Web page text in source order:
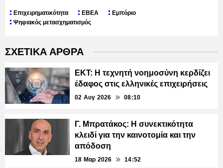
Επιχειρηματικότητα ΕΒΕΑ
Εμπόριο
Ψηφιακός μετασχηματισμός
ΣΧΕΤΙΚΑ ΑΡΘΡΑ
ΕΚΤ: Η τεχνητή νοημοσύνη κερδίζει
έδαφος στις ελληνικές επιχειρήσεις
02 Αυγ 2026 08:10
Γ. Μπρατάκος: Η συνεκτικότητα
κλειδί για την καινοτομία και την
απόδοση
18 Μαρ 2026 14:52